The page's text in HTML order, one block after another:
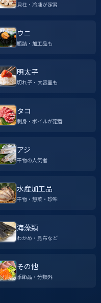
貝柱・冷凍が定番
ウニ
瓶詰・加工品も
明太子
切れ子・大容量も
タコ
刺身・ボイルが定番
アジ
干物の人気者
水産加工品
干物・惣菜・珍味
海藻類
わかめ・昆布など
その他
季節品・分類外